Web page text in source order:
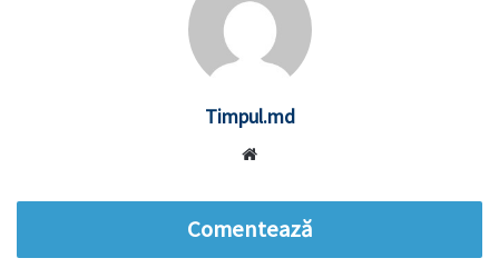
Timpul.md
Comentează